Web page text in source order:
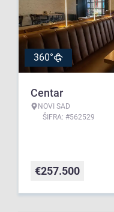
360°
Centar
NOVI SAD
ŠIFRA: #562529
€257.500